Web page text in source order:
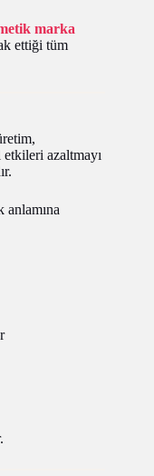
marka
ettiği tüm
azaltmayı
anlamına